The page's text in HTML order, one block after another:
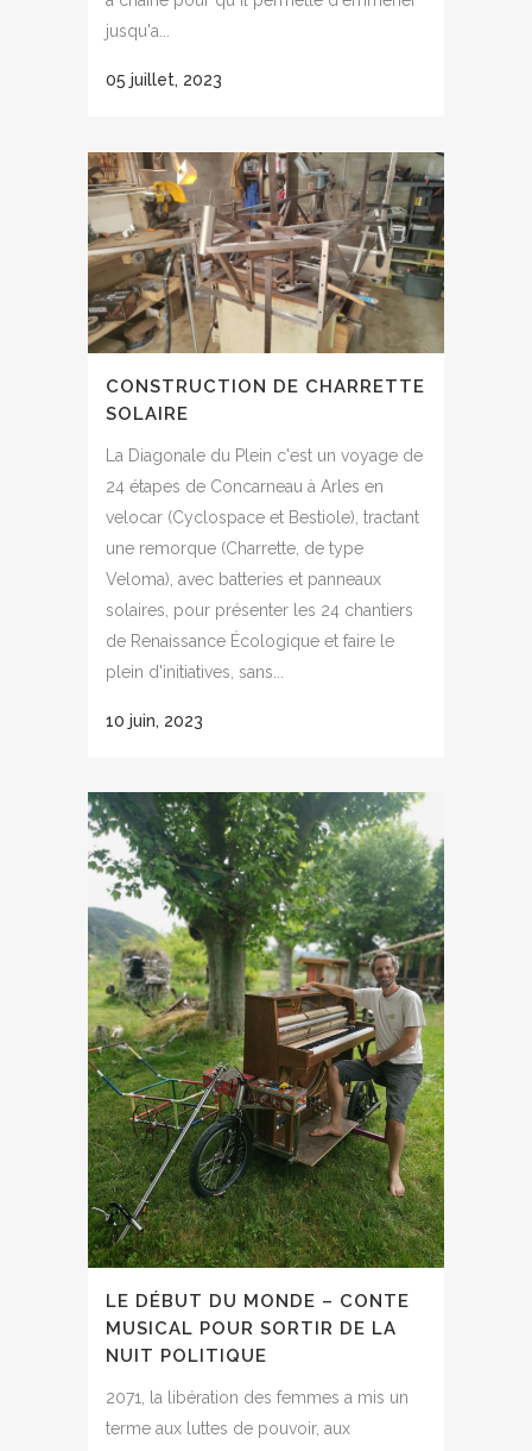
jusqu'a...
05 juillet, 2023
CONSTRUCTION DE CHARRETTE
SOLAIRE
La Diagonale du Plein c'est un voyage de
24 étapes de Concarneau à Arles en
velocar (Cyclospace et Bestiole), tractant
une remorque (Charrette, de type
Veloma), avec batteries et panneaux
solaires, pour présenter les 24 chantiers
de Renaissance Écologique et faire le
plein d'initiatives, sans...
10 juin, 2023
LE DÉBUT DU MONDE – CONTE
MUSICAL POUR SORTIR DE LA
NUIT POLITIQUE
2071, la libération des femmes a mis un
terme aux luttes de pouvoir, aux